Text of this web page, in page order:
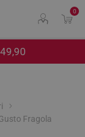
0
Fragola